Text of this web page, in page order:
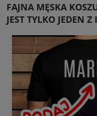
FAJNA MĘSKA
JEST TYLKO JEDEN